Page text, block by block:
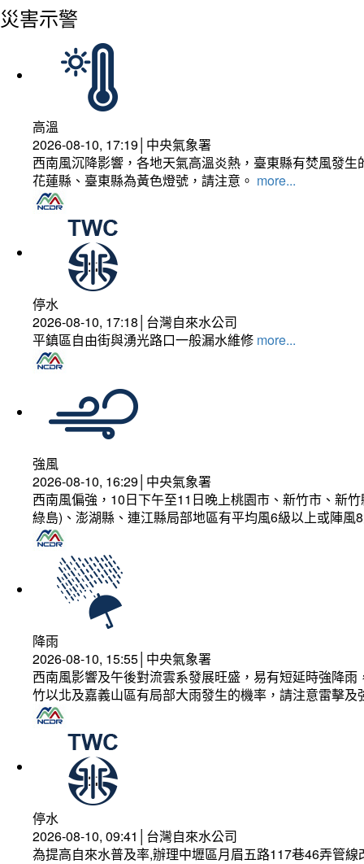
災害示警
高溫
2026-08-10, 17:19│中央氣象署
西南風沉降影響，各地天氣高溫炎熱，臺東縣有焚風發
花蓮縣、臺東縣為黃色燈號，請注意。 more...
停水
2026-08-10, 17:18│台灣自來水公司
平鎮區自由街與湧光路口一般漏水維修 more...
強風
2026-08-10, 16:29│中央氣象署
西南風偏強，10日下午至11日晚上桃園市、新竹市、新
綠島)、澎湖縣、連江縣局部地區有平均風6級以上或陣
降雨
2026-08-10, 15:55│中央氣象署
西南風影響及午後對流雲系發展旺盛，易有短延時強降
竹以北及嘉義山區有局部大雨發生的機率，請注意雷擊
停水
2026-08-10, 09:41│台灣自來水公司
為提高自來水普及率,辦理中壢區月眉五路117巷46弄管